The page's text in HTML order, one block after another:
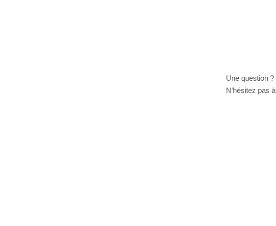
Une question ?
N’hésitez pas à